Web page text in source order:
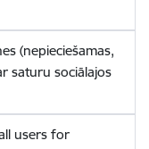
(nepieciešamas,
saturu sociālajos
users for